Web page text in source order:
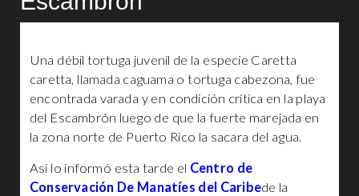
Una débil tortuga juvenil de la especie Caretta
caretta, llamada caguama o tortuga cabezona, fue
encontrada varada y en condición crítica en la playa
del Escambrón luego de que la fuerte marejada en
la zona norte de Puerto Rico la sacara del agua.
Así lo informó esta tarde el Centro de
Conservación De Manatíes del Caribede la